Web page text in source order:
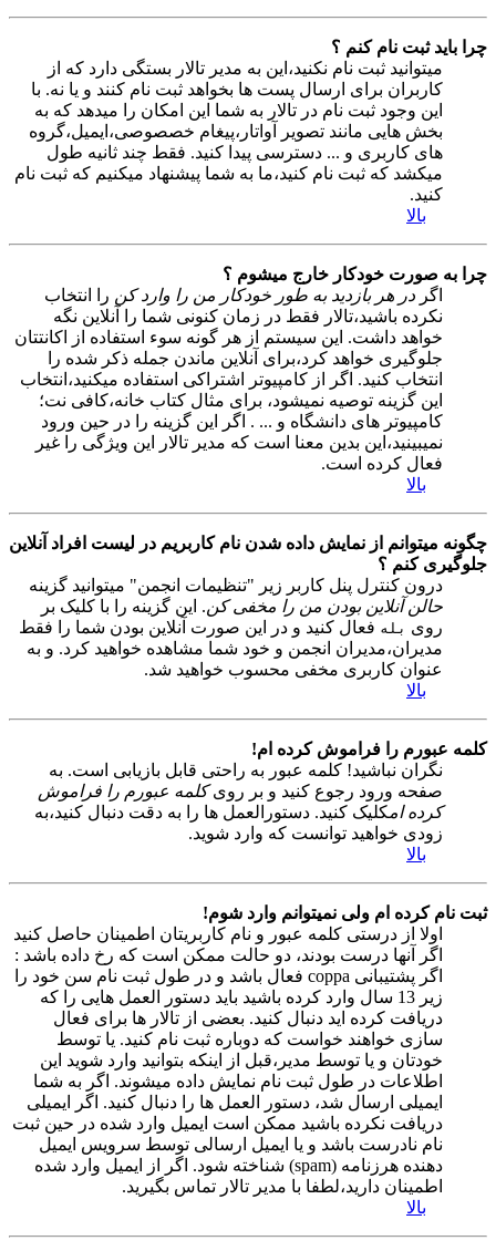
چرا باید ثبت نام کنم ؟
میتوانید ثبت نام نکنید،این به مدیر تالار بستگی دارد که از
کاربران برای ارسال پست ها بخواهد ثبت نام کنند و یا نه. با
این وجود ثبت نام در تالار به شما این امکان را میدهد که به
بخش هایی مانند تصویر آواتار،پیغام خصصوصی،ایمیل،گروه
های کاربری و ... دسترسی پیدا کنید. فقط چند ثانیه طول
میکشد که ثبت نام کنید،ما به شما پیشنهاد میکنیم که ثبت نام
کنید.
بالا
چرا به صورت خودکار خارج میشوم ؟
اگر در هر بازدید به طور خودکار من را وارد کن را انتخاب
نکرده باشید،تالار فقط در زمان کنونی شما را آنلاین نگه
خواهد داشت. این سیستم از هر گونه سوء استفاده از اکانتتان
جلوگیری خواهد کرد،برای آنلاین ماندن جمله ذکر شده را
انتخاب کنید. اگر از کامپیوتر اشتراکی استفاده میکنید،انتخاب
این گزینه توصیه نمیشود، برای مثال کتاب خانه،کافی نت؛
کامپیوتر های دانشگاه و ... . اگر این گزینه را در حین ورود
نمیبینید،این بدین معنا است که مدیر تالار این ویژگی را غیر
فعال کرده است.
بالا
چگونه میتوانم از نمایش داده شدن نام کاربریم در لیست افراد آنلاین
جلوگیری کنم ؟
درون کنترل پنل کاربر زیر "تنظیمات انجمن" میتوانید گزینه
حالن آنلاین بودن من را مخفی کن. این گزینه را با کلیک بر
روی بله فعال کنید و در این صورت آنلاین بودن شما را فقط
مدیران،مدیران انجمن و خود شما مشاهده خواهید کرد. و به
عنوان کاربری مخفی محسوب خواهید شد.
بالا
کلمه عبورم را فراموش کرده ام!
نگران نباشید! کلمه عبور به راحتی قابل بازیابی است. به
صفحه ورود رجوع کنید و بر رویکلمه عبورم را فراموش
کرده امکلیک کنید. دستورالعمل ها را به دقت دنبال کنید،به
زودی خواهید توانست که وارد شوید.
بالا
ثبت نام کرده ام ولی نمیتوانم وارد شوم!
اولا از درستی کلمه عبور و نام کاربریتان اطمینان حاصل کنید
اگر آنها درست بودند، دو حالت ممکن است که رخ داده باشد :
اگر پشتیبانی coppa فعال باشد و در طول ثبت نام سن خود را
زیر 13 سال وارد کرده باشید باید دستور العمل هایی را که
دریافت کرده اید دنبال کنید. بعضی از تالار ها برای فعال
سازی خواهند خواست که دوباره ثبت نام کنید. یا توسط
خودتان و یا توسط مدیر،قبل از اینکه بتوانید وارد شوید این
اطلاعات در طول ثبت نام نمایش داده میشوند. اگر به شما
ایمیلی ارسال شد، دستور العمل ها را دنبال کنید. اگر ایمیلی
دریافت نکرده باشید ممکن است ایمیل وارد شده در حین ثبت
نام نادرست باشد و یا ایمیل ارسالی توسط سرویس ایمیل
دهنده هرزنامه (spam) شناخته شود. اگر از ایمیل وارد شده
اطمینان دارید،لطفا با مدیر تالار تماس بگیرید.
بالا